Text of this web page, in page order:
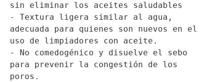
sin eliminar los aceites saludables
- Textura ligera similar al agua,
adecuada para quienes son nuevos en el
uso de limpiadores con aceite.
- No comedogénico y disuelve el sebo
para prevenir la congestión de los
poros.